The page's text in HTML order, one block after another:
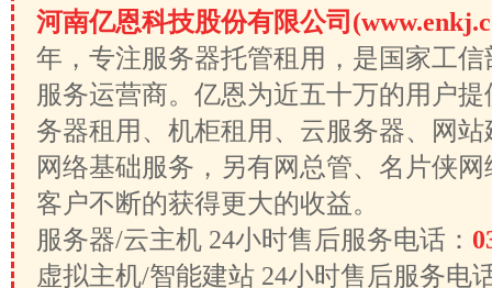
河南亿恩科技股份有限公司
年，专注服务器托管租用，是国家工
服务运营商。亿恩为近五十万的用户
务器租用、机柜租用、云服务器、网
网络基础服务，另有网总管、名片侠
客户不断的获得更大的收益。
服务器/云主机 24小时售后服务电话：
虚拟主机/智能建站 24小时售后服务电